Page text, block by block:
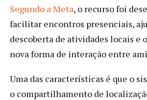
Segundo a Meta, o recurso foi
facilitar encontros presenciais,
descoberta de atividades locais e
nova forma de interação entre
Uma das características é que o
o compartilhamento de